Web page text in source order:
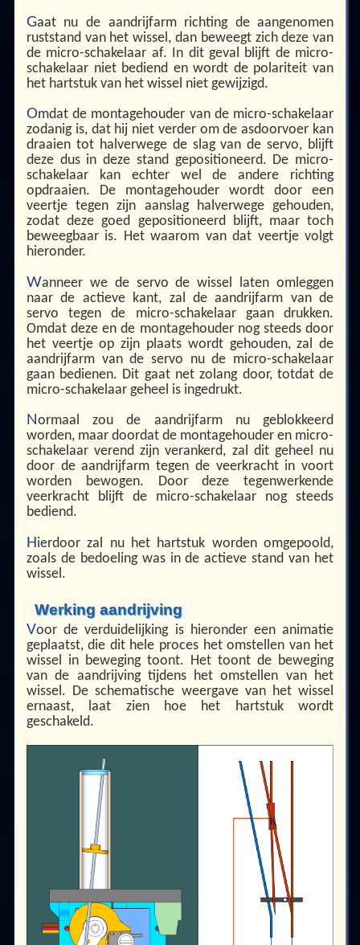
Gaat nu de aandrijfarm richting de aangenomen
ruststand van het wissel, dan beweegt zich deze van
de micro-schakelaar af. In dit geval blijft de micro-
schakelaar niet bediend en wordt de polariteit van
het hartstuk van het wissel niet gewijzigd.
Omdat de montagehouder van de micro-schakelaar
zodanig is, dat hij niet verder om de asdoorvoer kan
draaien tot halverwege de slag van de servo, blijft
deze dus in deze stand gepositioneerd. De micro-
schakelaar kan echter wel de andere richting
opdraaien. De montagehouder wordt door een
veertje tegen zijn aanslag halverwege gehouden,
zodat deze goed gepositioneerd blijft, maar toch
beweegbaar is. Het waarom van dat veertje volgt
hieronder.
Wanneer we de servo de wissel laten omleggen
naar de actieve kant, zal de aandrijfarm van de
servo tegen de micro-schakelaar gaan drukken.
Omdat deze en de montagehouder nog steeds door
het veertje op zijn plaats wordt gehouden, zal de
aandrijfarm van de servo nu de micro-schakelaar
gaan bedienen. Dit gaat net zolang door, totdat de
micro-schakelaar geheel is ingedrukt.
Normaal zou de aandrijfarm nu geblokkeerd
worden, maar doordat de montagehouder en micro-
schakelaar verend zijn verankerd, zal dit geheel nu
door de aandrijfarm tegen de veerkracht in voort
worden bewogen. Door deze tegenwerkende
veerkracht blijft de micro-schakelaar nog steeds
bediend.
Hierdoor zal nu het hartstuk worden omgepoold,
zoals de bedoeling was in de actieve stand van het
wissel.
Werking aandrijving
Voor de verduidelijking is hieronder een animatie
geplaatst, die dit hele proces het omstellen van het
wissel in beweging toont. Het toont de beweging
van de aandrijving tijdens het omstellen van het
wissel. De schematische weergave van het wissel
ernaast, laat zien hoe het hartstuk wordt
geschakeld.